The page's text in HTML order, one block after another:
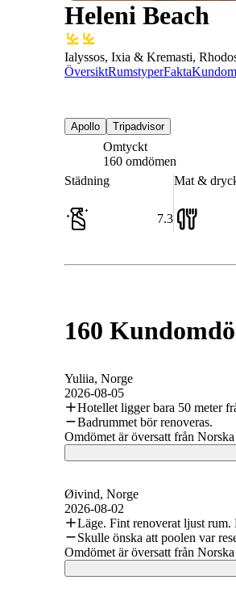
Heleni Beach
Ialyssos, Ixia & Kremasti,
ÖversiktRumstyperFakta
Apollo Tripadvisor
Omtyckt
160 omdömen
Städning
7.3
Mat &
160
Yuliia, Norge
2026-08-05
Hotellet ligger bara 50 meter
Badrummet bör renoveras.
Omdömet är översatt från
Øivind, Norge
2026-08-02
Läge. Fint renoverat ljust
Skulle önska att poolen var
Omdömet är översatt från